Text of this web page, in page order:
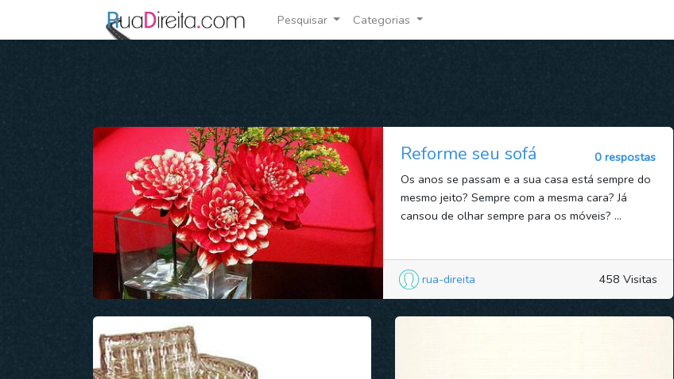
Pesquisar Categorias
Reforme seu sofá
0 respostas
Os anos se passam e a sua casa está sempre do
mesmo jeito? Sempre com a mesma cara? Já
cansou de olhar sempre para os móveis? ...
rua-direita 458 Visitas